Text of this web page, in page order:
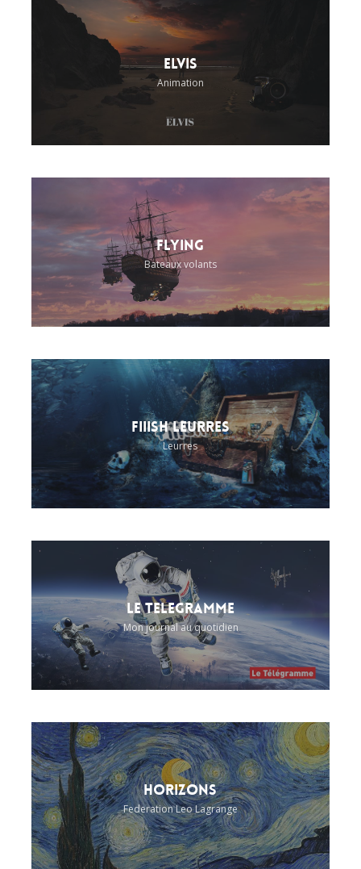
Elvis
Animation
Flying
Bateaux volants
Fiiish Leurres
Leurres
Le Telegramme
Mon journal au quotidien
Horizons
Federation Leo Lagrange